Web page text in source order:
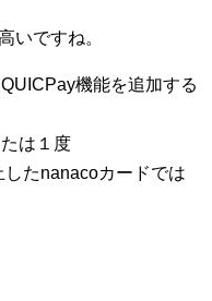
いですね。
機能を追加する
は１度
たnanacoカードでは